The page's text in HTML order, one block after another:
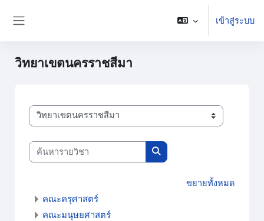
เข้าสู่ระบบ
วิทยาเขตนครราชสีมา
ประเภทของรายวิชา
ค้นหารายวิชา
ค้นหารายวิชา
ขยายทั้งหมด
คณะครุศาสตร์
คณะมนุษยศาสตร์